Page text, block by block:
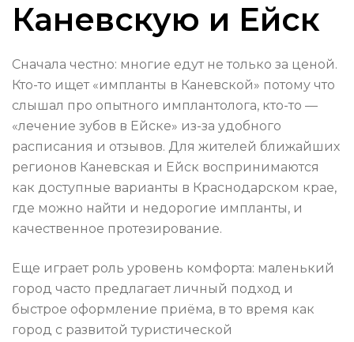
Каневскую и Ейск
Сначала честно: многие едут не только за ценой.
Кто-то ищет «импланты в Каневской» потому что
слышал про опытного имплантолога, кто-то —
«лечение зубов в Ейске» из-за удобного
расписания и отзывов. Для жителей ближайших
регионов Каневская и Ейск воспринимаются
как доступные варианты в Краснодарском крае,
где можно найти и недорогие импланты, и
качественное протезирование.
Еще играет роль уровень комфорта: маленький
город часто предлагает личный подход и
быстрое оформление приёма, в то время как
город с развитой туристической